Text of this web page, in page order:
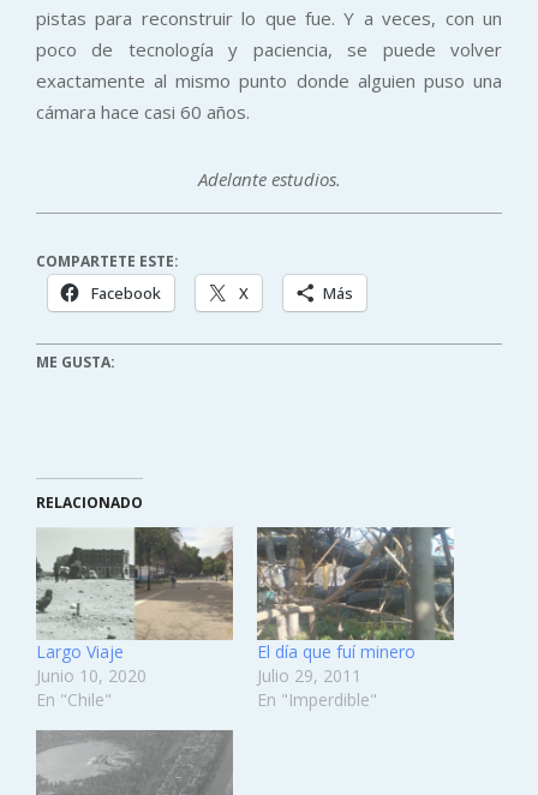
pistas para reconstruir lo que fue. Y a veces, con un
poco de tecnología y paciencia, se puede volver
exactamente al mismo punto donde alguien puso una
cámara hace casi 60 años.
Adelante estudios.
COMPARTETE ESTE:
Facebook X Más
ME GUSTA:
RELACIONADO
Largo Viaje
Junio 10, 2020
En "Chile"
El día que fuí minero
Julio 29, 2011
En "Imperdible"